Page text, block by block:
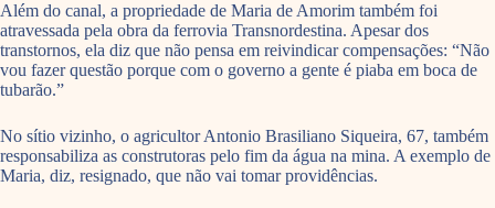
Além do canal, a propriedade de Maria de Amorim também foi
atravessada pela obra da ferrovia Transnordestina. Apesar dos
transtornos, ela diz que não pensa em reivindicar compensações: “Não
vou fazer questão porque com o governo a gente é piaba em boca de
tubarão.”
No sítio vizinho, o agricultor Antonio Brasiliano Siqueira, 67, também
responsabiliza as construtoras pelo fim da água na mina. A exemplo de
Maria, diz, resignado, que não vai tomar providências.